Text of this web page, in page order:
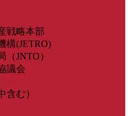
戦略本部
構(JETRO)
（JNTO）
議会
含む）